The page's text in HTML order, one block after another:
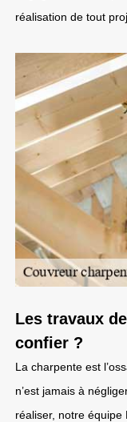
réalisation de tout
Les travaux
confier ?
La charpente est
n’est jamais à
réaliser, notre équipe